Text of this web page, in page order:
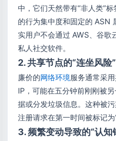
中，它们天然带有“非人类”
的行为集中度和固定的 ASN
实用户不会通过 AWS、谷歌
私人社交软件。
2. 共享节点的“连坐风险”
廉价的网络环境服务通常采
IP，可能在五分钟前刚刚被
据或分发垃圾信息。这种被
注册请求在第一时间被标记为“
3. 频繁变动导致的“认知